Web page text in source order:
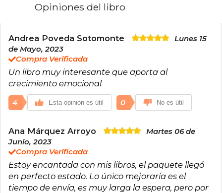
IPADE en México. Ha colaborado en varios
Desde 2007 imparte conferencias tanto en
España como en el extranjero sobre estrés y
felicidad, educación, pantalla y redes sociales,
depresión y enfermedades somáticas.
En 2018 ha comenzado un proyecto, ilussio,
mundo empresarial.
www.marianrojas.com
Opiniones del libro
Andrea Poveda Sotomonte
Lunes 15
de Mayo, 2023
Compra Verificada
Un libro muy interesante que aporta al
crecimiento emocional
4 Esta opinión es útil 0 No es útil
Ana Márquez Arroyo
Martes 06 de
Junio, 2023
Compra Verificada
Estoy encantada con mis libros, el paquete llegó
en perfecto estado. Lo único mejoraría es el
tiempo de envía, es muy larga la espera, pero por